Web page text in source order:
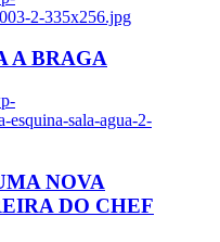
2-335x256.jpg
A BRAGA
esquina-sala-agua-2-
NOVA
DO CHEF